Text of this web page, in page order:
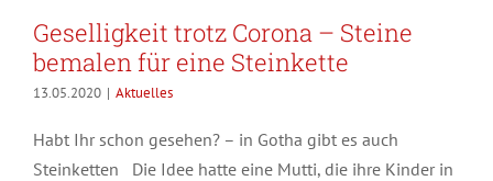
Geselligkeit trotz Corona – Steine
bemalen für eine Steinkette
13.05.2020 | Aktuelles
Habt Ihr schon gesehen? – in Gotha gibt es auch
Steinketten Die Idee hatte eine Mutti, die ihre Kinder in